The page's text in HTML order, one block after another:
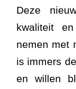
Deze
kwaliteit
nemen met
is immers
en willen